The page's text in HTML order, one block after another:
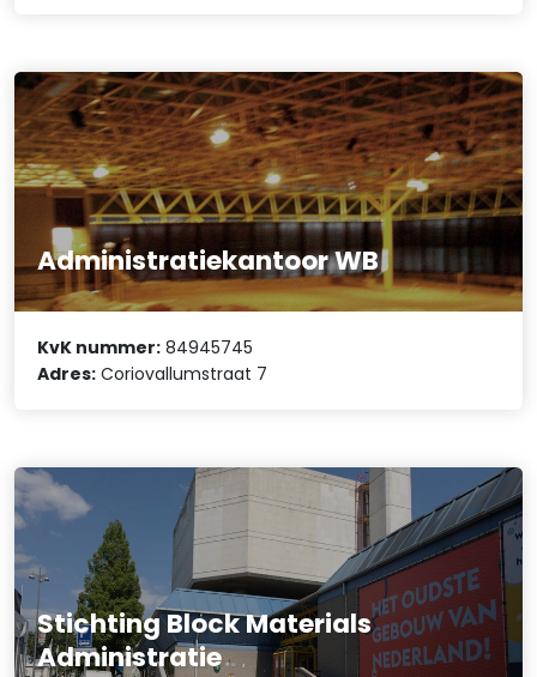
Administratiekantoor WB
KvK nummer: 84945745
Adres: Coriovallumstraat 7
Stichting Block Materials
Administratie